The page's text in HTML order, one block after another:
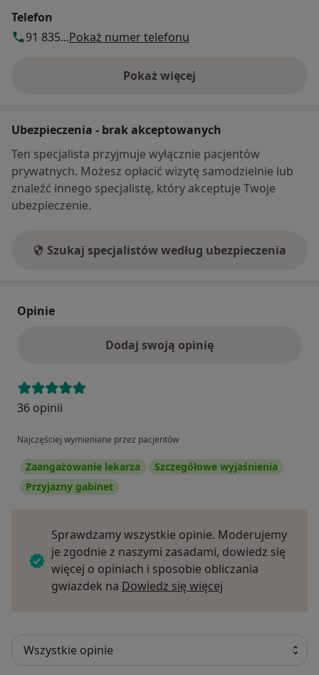
Telefon
91 835...Pokaż numer telefonu
Pokaż więcej
o adresie
Ubezpieczenia - brak akceptowanych
Ten specjalista przyjmuje wyłącznie pacjentów
prywatnych. Możesz opłacić wizytę samodzielnie lub
znaleźć innego specjalistę, który akceptuje Twoje
ubezpieczenie.
Szukaj specjalistów według ubezpieczenia
Opinie
Dodaj swoją opinię
36 opinii
Najczęściej wymieniane przez pacjentów
Zaangażowanie lekarza
Szczegółowe wyjaśnienia
Przyjazny gabinet
Sprawdzamy wszystkie opinie. Moderujemy
je zgodnie z naszymi zasadami, dowiedz się
więcej o opiniach i sposobie obliczania
gwiazdek na Dowiedz się więcej